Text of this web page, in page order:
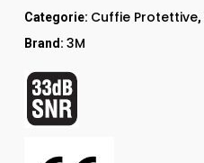
Categorie: Cuffie Protettive,
Brand: 3M